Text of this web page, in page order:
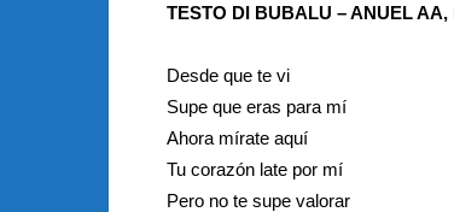
TESTO DI BUBALU – ANUEL
Desde que te vi
Supe que eras para mí
Ahora mírate aquí
Tu corazón late por mí
Pero no te supe valorar